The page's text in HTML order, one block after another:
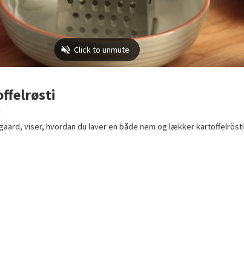
viser, hvordan du laver en både nem og lækker kartoffelrösti